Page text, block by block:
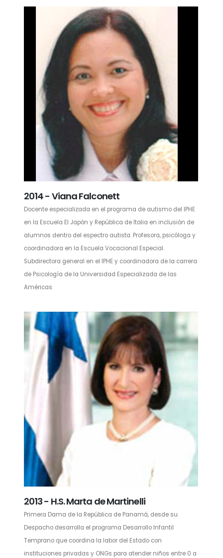
2014 - Viana Falconett
Docente especializada en el programa de autismo del IPHE
en la Escuela El Japón y República de Italia en inclusión de
alumnos dentro del espectro autista. Profesora, psicóloga y
coordinadora en la Escuela Vocacional Especial.
Subdirectora general en el IPHE y coordinadora de la carrera
de Psicología de la Universidad Especializada de las
Américas
2013 - H.S. Marta de Martinelli
Primera Dama de la República de Panamá, desde su
Despacho desarrolla el programa Desarrollo Infantil
Temprano que coordina la labor del Estado con
instituciones privadas y ONGs para atender niños entre 0 a